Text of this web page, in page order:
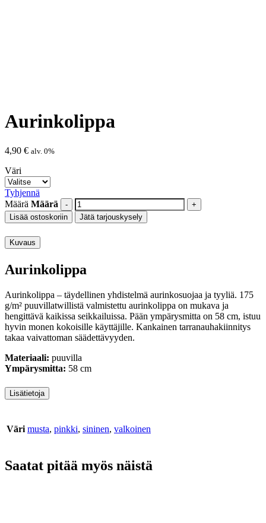
Aurinkolippa
4,90 € alv. 0%
Väri
Tyhjennä
Määrä Määrä
Lisää ostoskoriin Jätä tarjouskysely
Kuvaus
Aurinkolippa
Aurinkolippa – täydellinen yhdistelmä aurinkosuojaa ja tyyliä. 175
g/m² puuvillatwillistä valmistettu aurinkolippa on mukava ja
hengittävä kaikissa seikkailuissa. Pään ympärysmitta on 58 cm, istuu
hyvin monen kokoisille käyttäjille. Kankainen tarranauhakiinnitys
takaa vaivattoman säädettävyyden.
Materiaali: puuvilla
Ympärysmitta: 58 cm
Lisätietoja
Väri musta, pinkki, sininen, valkoinen
Saatat pitää myös näistä